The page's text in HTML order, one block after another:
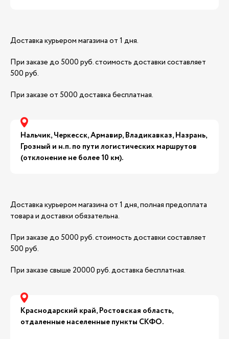
Доставка курьером магазина от 1 дня.
При заказе до 5000 руб. стоимость доставки составляет
500 руб.
При заказе от 5000 доставка бесплатная.
Нальчик, Черкесск, Армавир, Владикавказ, Назрань,
Грозный и н.п. по пути логистических маршрутов
(отклонение не более 10 км).
Доставка курьером магазина от 1 дня, полная предоплата
товара и доставки обязательна.
При заказе до 5000 руб. стоимость доставки составляет
500 руб.
При заказе свыше 20000 руб. доставка бесплатная.
Краснодарский край, Ростовская область,
отдаленные населенные пункты СКФО.